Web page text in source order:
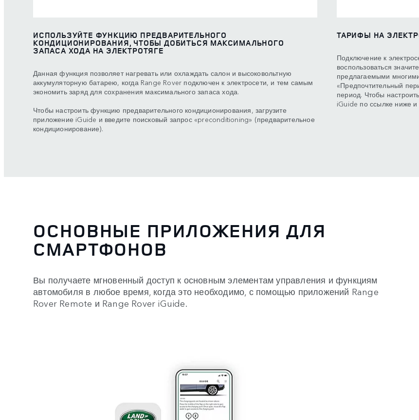
ИСПОЛЬЗУЙТЕ ФУНКЦИЮ ПРЕДВАРИТЕЛЬНОГО
КОНДИЦИОНИРОВАНИЯ, ЧТОБЫ ДОБИТЬСЯ МАКСИМАЛЬНОГО
ЗАПАСА ХОДА НА ЭЛЕКТРОТЯГЕ
Данная функция позволяет нагревать или охлаждать салон и высоковольтную
аккумуляторную батарею, когда Range Rover подключен к электросети, и тем самым
экономить заряд для сохранения максимального запаса хода.
Чтобы настроить функцию предварительного кондиционирования, загрузите
приложение iGuide и введите поисковый запрос «preconditioning» (предварительное
кондиционирование).
ТАРИФЫ НА
Подключение к
воспользоваться
предлагаемыми
«Предпочтительный
период. Чтобы
iGuide по ссылке ниже и
ОСНОВНЫЕ ПРИЛОЖЕНИЯ ДЛЯ
СМАРТФОНОВ
Вы получаете мгновенный доступ к основным элементам управления и функциям
автомобиля в любое время, когда это необходимо, с помощью приложений Range
Rover Remote и Range Rover iGuide.